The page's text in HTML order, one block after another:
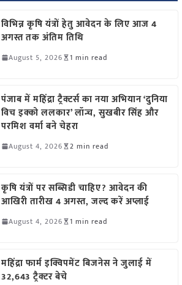
विभिन्न कृषि यंत्रों हेतु आवेदन के लिए आज 4
अगस्त तक अंतिम तिथि
August 5, 2026 1 min read
पंजाब में महिंद्रा ट्रैक्टर्स का नया अभियान ‘दुनिया
विच इक्को ललकार’ लॉन्च, सुखबीर सिंह और
परमिश वर्मा बने चेहरा
August 4, 2026 2 min read
कृषि यंत्रों पर सब्सिडी चाहिए? आवेदन की
आखिरी तारीख 4 अगस्त, जल्द करें अप्लाई
August 4, 2026 1 min read
महिंद्रा फार्म इक्विपमेंट बिजनेस ने जुलाई में
32,643 ट्रैक्टर बेचे